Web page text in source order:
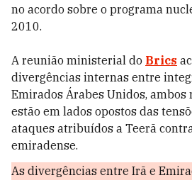
no acordo sobre o programa
2010.
A reunião ministerial do Brics
divergências internas entre
Emirados Árabes Unidos, ambos
estão em lados opostos das
ataques atribuídos a Teerã
emiradense.
As divergências entre Irã e